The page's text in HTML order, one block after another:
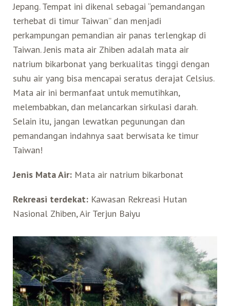
Jepang. Tempat ini dikenal sebagai “pemandangan
terhebat di timur Taiwan” dan menjadi
perkampungan pemandian air panas terlengkap di
Taiwan. Jenis mata air Zhiben adalah mata air
natrium bikarbonat yang berkualitas tinggi dengan
suhu air yang bisa mencapai seratus derajat Celsius.
Mata air ini bermanfaat untuk memutihkan,
melembabkan, dan melancarkan sirkulasi darah.
Selain itu, jangan lewatkan pegunungan dan
pemandangan indahnya saat berwisata ke timur
Taiwan!
Jenis Mata Air:Mata air natrium bikarbonat
Rekreasi terdekat:Kawasan Rekreasi Hutan
Nasional Zhiben, Air Terjun Baiyu